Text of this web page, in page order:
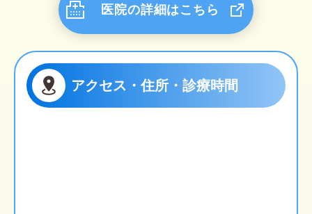
医院の詳細はこちら
アクセス・住所・診療時間